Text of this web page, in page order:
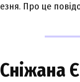
Про це